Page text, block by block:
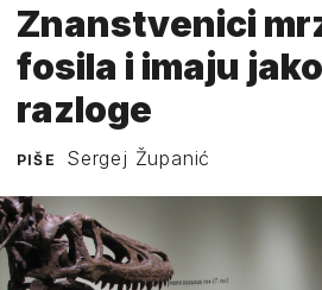
Znanstvenici
fosila i imaju
razloge
PIŠE Sergej Županić